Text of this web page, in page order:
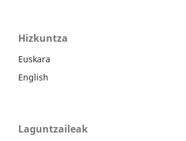
Hizkuntza
Euskara
English
Laguntzaileak